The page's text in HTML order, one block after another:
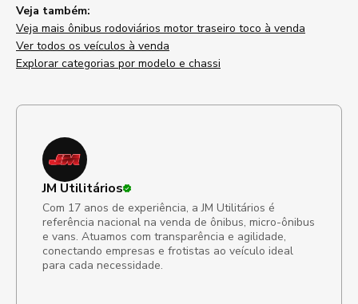
Veja também:
Veja mais ônibus rodoviários motor traseiro toco à venda
Ver todos os veículos à venda
Explorar categorias por modelo e chassi
JM Utilitários
Com 17 anos de experiência, a JM Utilitários é
referência nacional na venda de ônibus, micro-ônibus
e vans. Atuamos com transparência e agilidade,
conectando empresas e frotistas ao veículo ideal
para cada necessidade.